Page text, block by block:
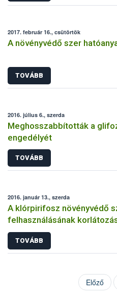
2017. február 16., csütörtök
A növényvédő szer
TOVÁBB
2016. július 6., szerda
Meghosszabbították a
engedélyét
TOVÁBB
2016. január 13., szerda
A klórpirifosz növényvédő
felhasználásának
TOVÁBB
Előző